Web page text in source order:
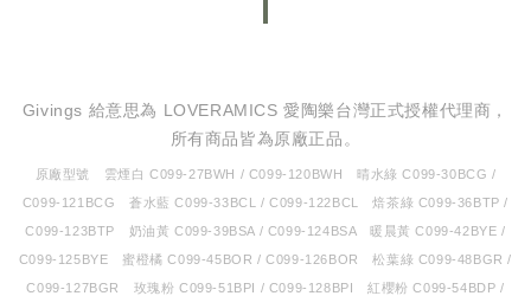
Givings 給意思為 LOVERAMICS 愛陶樂台灣正式授權代理商，
所有商品皆為原廠正品。
原廠型號 雲煙白 C099-27BWH / C099-120BWH 晴水綠 C099-30BCG /
C099-121BCG 蒼水藍 C099-33BCL / C099-122BCL 焙茶綠 C099-36BTP /
C099-123BTP 奶油黃 C099-39BSA / C099-124BSA 暖晨黃 C099-42BYE /
C099-125BYE 蜜橙橘 C099-45BOR / C099-126BOR 松葉綠 C099-48BGR /
C099-127BGR 玫瑰粉 C099-51BPI / C099-128BPI 紅櫻粉 C099-54BDP /